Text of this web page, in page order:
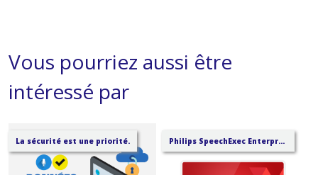
Vous pourriez aussi être
intéressé par
La sécurité est une priorité. Philips SpeechExec Enterprise